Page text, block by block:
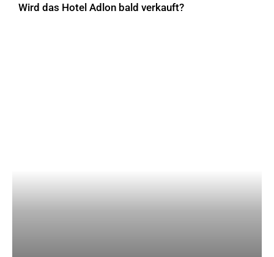
Wird das Hotel Adlon bald verkauft?